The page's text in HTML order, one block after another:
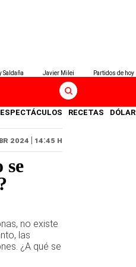
Saldaña Javier Milei Partidos de hoy
ESPECTÁCULOS RECETAS DÓLAR
2024 | 14:45 H
se
no existe
las
¿A qué se